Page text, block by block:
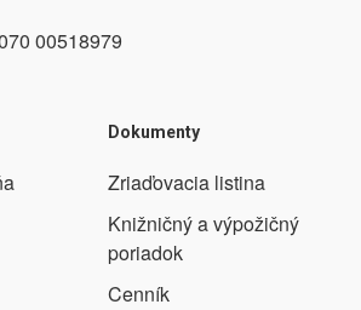
00518979
Dokumenty
Zriaďovacia listina
Knižničný a výpožičný
poriadok
Cenník